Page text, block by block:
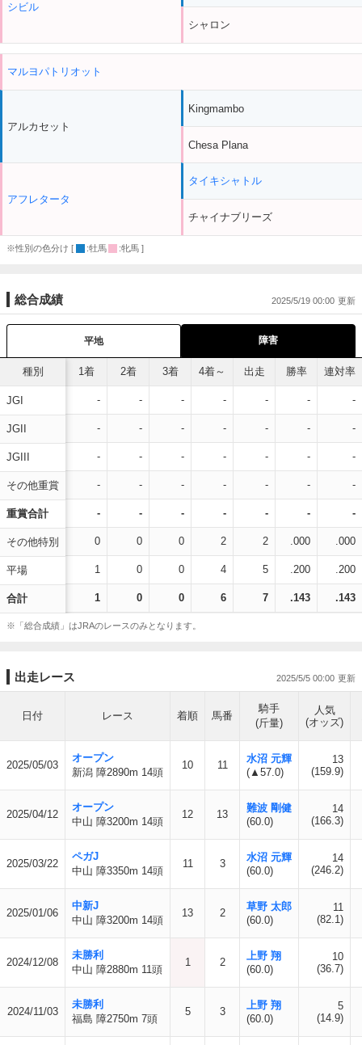
シビル
シャロン
マルヨパトリオット
アルカセット
アフレタータ
Kingmambo
Chesa Plana
タイキシャトル
チャイナブリーズ
※性別の色分け [ :牡馬 :牝馬 ]
総合成績 2025/5/19 00:00
平地 障害
種別
JGI
JGII
JGIII
その他重賞
重賞合計
その他特別
平場
合計
1着 2着 3着 4着～ 出走 勝率 連対率
- - - - - - -
- - - - - - -
- - - - - - -
- - - - - - -
- - - - - - -
0 0 0 2 2 .000 .000
1 0 0 4 5 .200 .200
1 0 0 6 7 .143 .143
※「総合成績」はJRAのレースのみとなります。
出走レース 2025/5/5 00:00
日付 レース 着順 馬番
騎手
(斤量)
人気
(オッズ)
2025/05/03
オープン
新潟 障2890m 14頭
10 11
水沼 元輝
(▲57.0)
13
(159.9)
2025/04/12
オープン
中山 障3200m 14頭
12 13
難波 剛健
(60.0)
14
(166.3)
2025/03/22
ペガJ
中山 障3350m 14頭
11 3
水沼 元輝
(60.0)
14
(246.2)
2025/01/06
中新J
中山 障3200m 14頭
13 2
草野 太郎
(60.0)
11
(82.1)
2024/12/08
未勝利
中山 障2880m 11頭
1 2
上野 翔
(60.0)
10
(36.7)
2024/11/03
未勝利
福島 障2750m 7頭
5 3
上野 翔
(60.0)
5
(14.9)